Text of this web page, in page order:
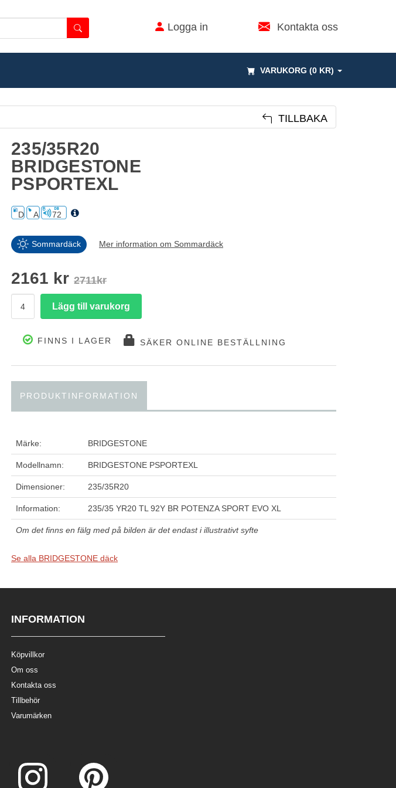
Logga in Kontakta oss
VARUKORG (0 KR)
TILLBAKA
235/35R20
BRIDGESTONE
PSPORTEXL
D A 72
Sommardäck Mer information om Sommardäck
2161 kr 2711kr
FINNS I LAGER SÄKER ONLINE BESTÄLLNING
PRODUKTINFORMATION
Märke: BRIDGESTONE
Modellnamn: BRIDGESTONE PSPORTEXL
Dimensioner: 235/35R20
Information: 235/35 YR20 TL 92Y BR POTENZA SPORT EVO XL
Om det finns en fälg med på bilden är det endast i illustrativt syfte
Se alla BRIDGESTONE däck
INFORMATION
Köpvillkor
Om oss
Kontakta oss
Tillbehör
Varumärken